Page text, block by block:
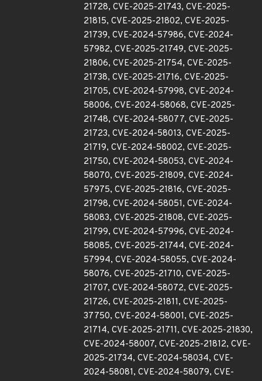
21728, CVE-2025-21743, CVE-2025-
21815, CVE-2025-21802, CVE-2025-
21739, CVE-2024-57986, CVE-2024-
57982, CVE-2025-21749, CVE-2025-
21806, CVE-2025-21754, CVE-2025-
21738, CVE-2025-21716, CVE-2025-
21705, CVE-2024-57998, CVE-2024-
58006, CVE-2024-58068, CVE-2025-
21748, CVE-2024-58077, CVE-2025-
21723, CVE-2024-58013, CVE-2025-
21719, CVE-2024-58002, CVE-2025-
21750, CVE-2024-58053, CVE-2024-
58070, CVE-2025-21809, CVE-2024-
57975, CVE-2025-21816, CVE-2025-
21798, CVE-2024-58051, CVE-2024-
58083, CVE-2025-21808, CVE-2025-
21799, CVE-2024-57996, CVE-2024-
58085, CVE-2025-21744, CVE-2024-
57994, CVE-2024-58055, CVE-2024-
58076, CVE-2025-21710, CVE-2025-
21707, CVE-2024-58072, CVE-2025-
21726, CVE-2025-21811, CVE-2025-
37750, CVE-2024-58001, CVE-2025-
21714, CVE-2025-21711, CVE-2025-21830,
CVE-2024-58007, CVE-2025-21812, CVE-
2025-21734, CVE-2024-58034, CVE-
2024-58081, CVE-2024-58079, CVE-